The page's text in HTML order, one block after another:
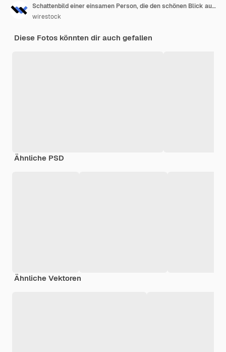
Schattenbild einer einsamen Person, die den schönen Blick auf den Sonnenuntergang genießt
wirestock
Diese Fotos könnten dir auch gefallen
Ähnliche PSD
Ähnliche Vektoren